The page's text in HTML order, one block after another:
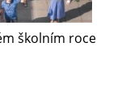
školním roce